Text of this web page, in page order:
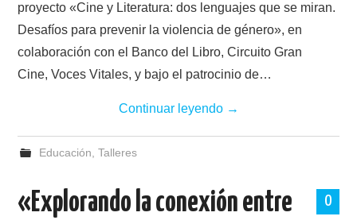
proyecto «Cine y Literatura: dos lenguajes que se miran.
Desafíos para prevenir la violencia de género», en
colaboración con el Banco del Libro, Circuito Gran
Cine, Voces Vitales, y bajo el patrocinio de…
Continuar leyendo →
Educación Talleres
0
«Explorando la conexión entre